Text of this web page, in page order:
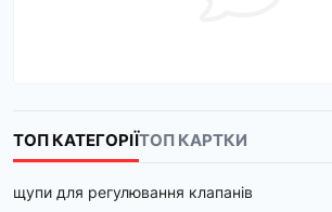
ТОП КАТЕГОРІЇТОП КАРТКИ
щупи для регулювання клапанів